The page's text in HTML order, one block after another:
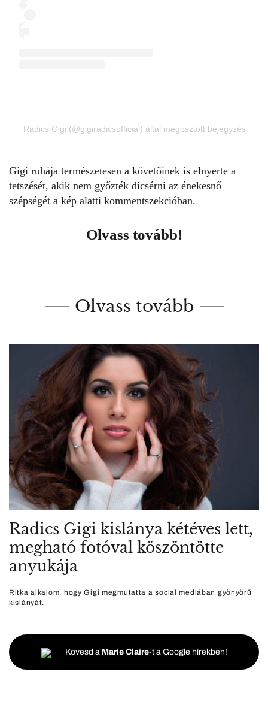
Radics Gigi (@gigiradicsofficial) által megosztott bejegyzés
Gigi ruhája természetesen a követőinek is elnyerte a
tetszését, akik nem győzték dicsérni az énekesnő
szépségét a kép alatti kommentszekcióban.
Olvass tovább!
Olvass tovább
Radics Gigi kislánya kétéves lett,
megható fotóval köszöntötte
anyukája
Ritka alkalom, hogy Gigi megmutatta a social mediában gyönyörű
kislányát.
Kövesd a Marie Claire-t a Google hírekben!